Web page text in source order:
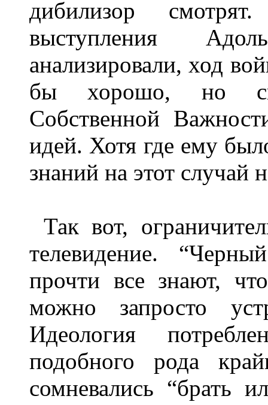
дибилизор
выступления
анализировали, ход
бы хорошо, но
Собственной
идей. Хотя где ему
знаний на этот случай
Так вот,
телевидение.
прочти все знают,
можно запросто
Идеология
подобного рода
сомневались “брать